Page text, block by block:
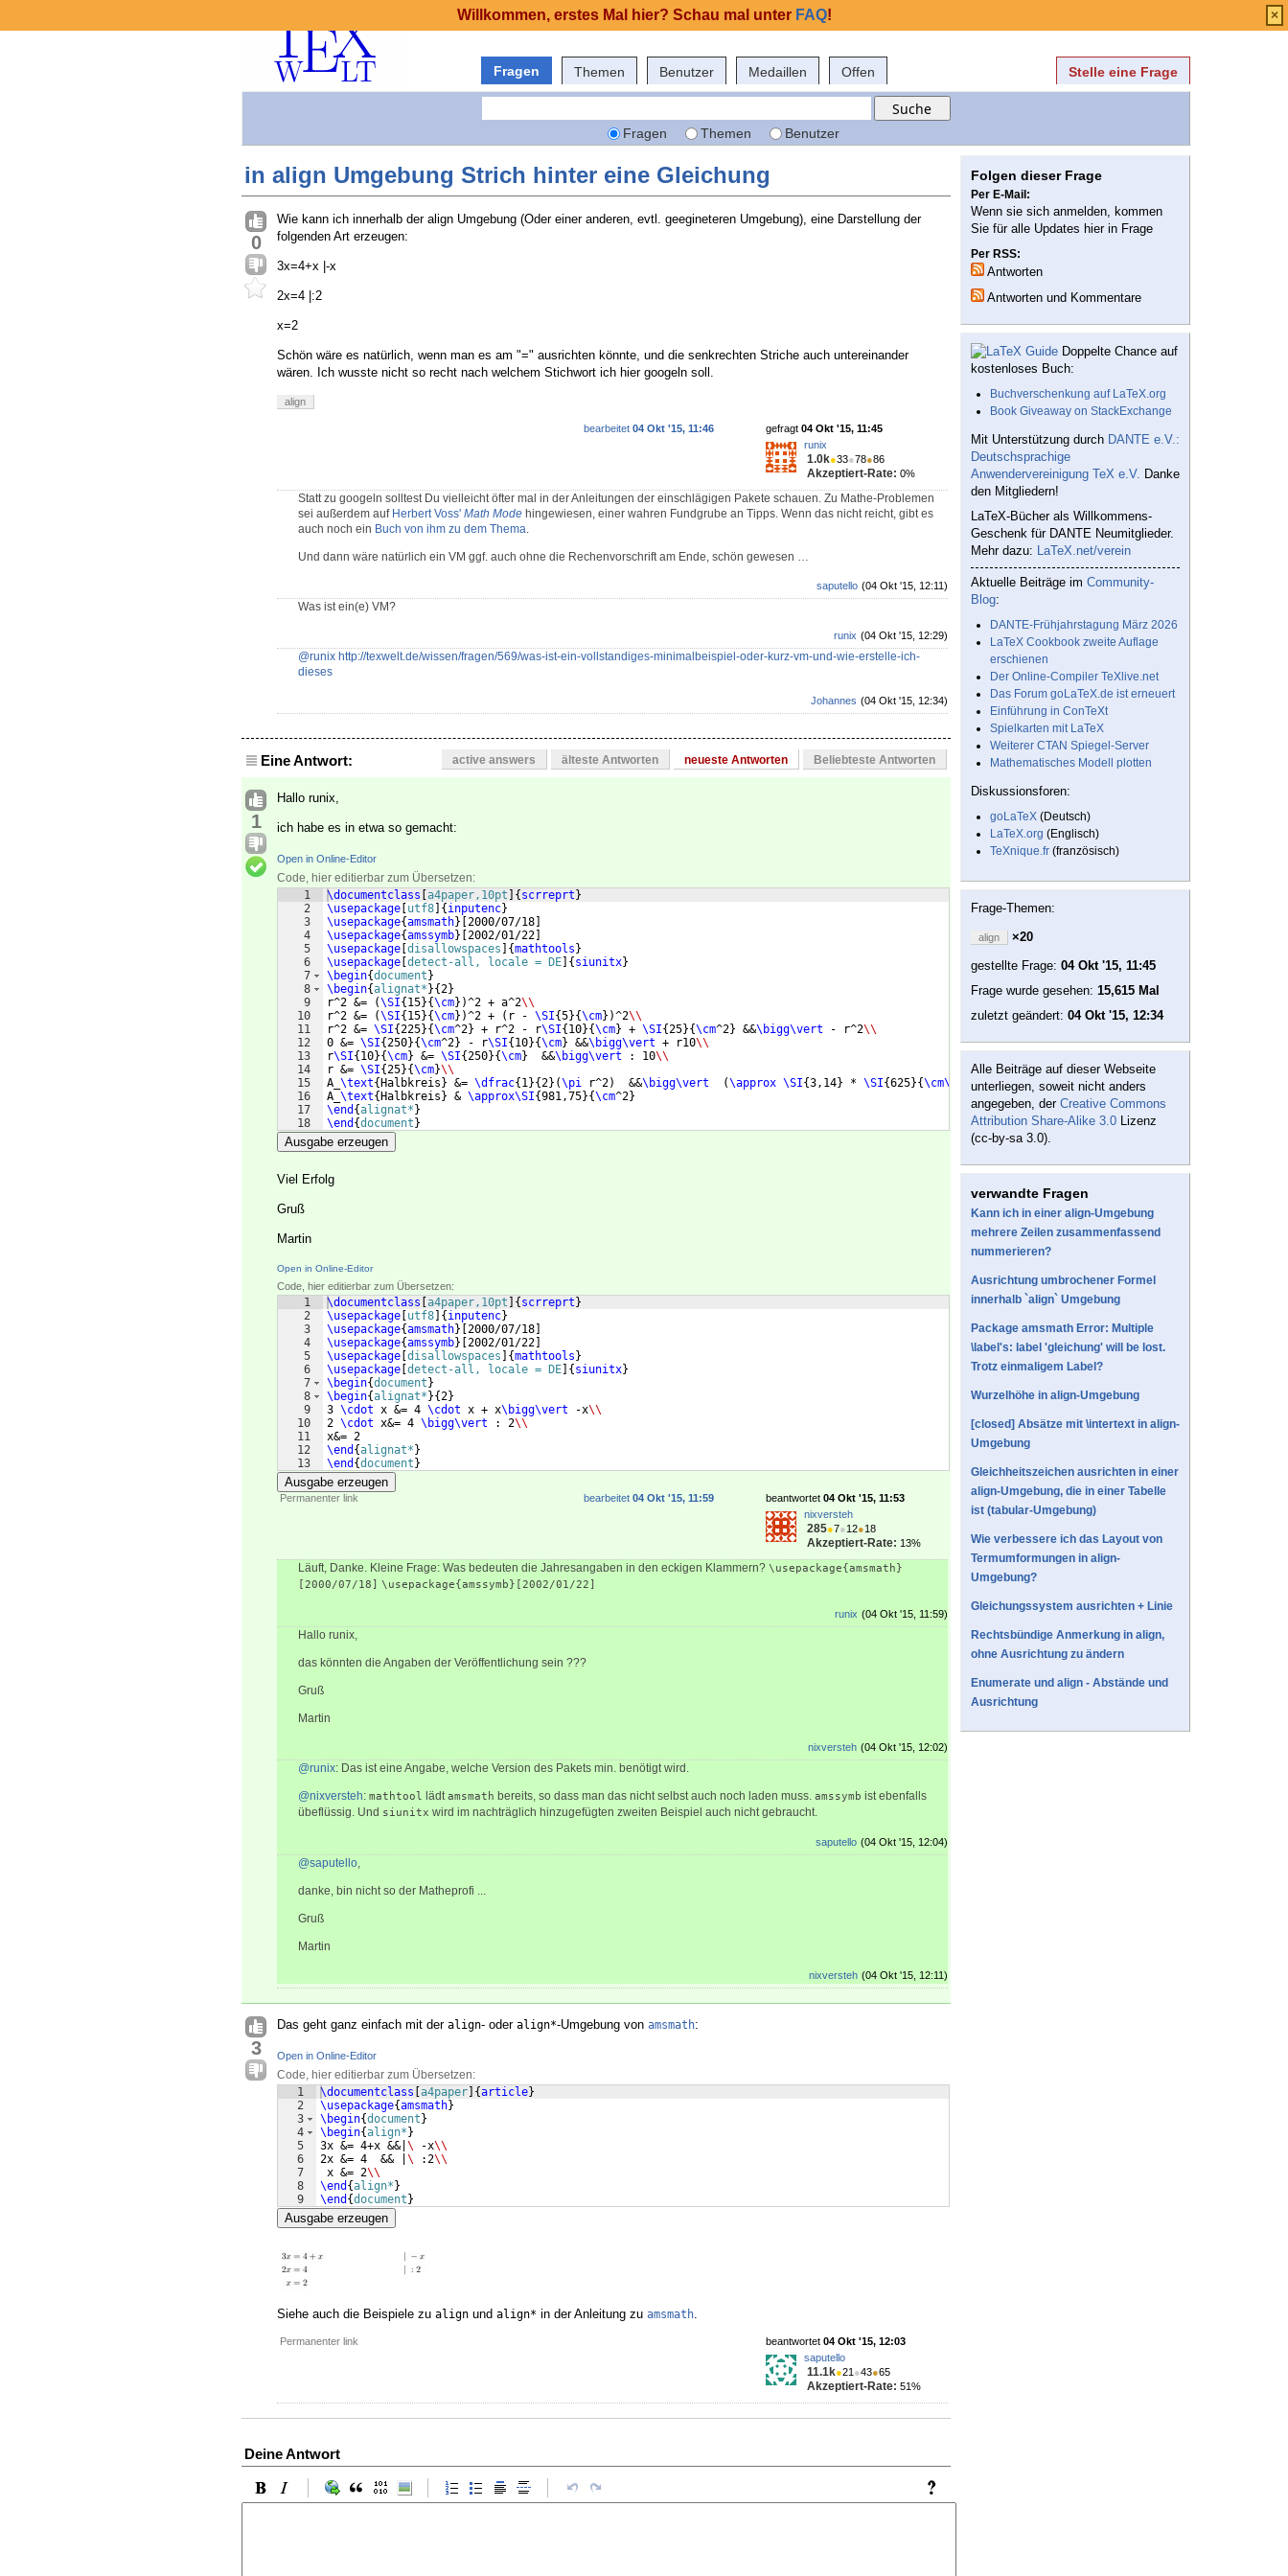
Fragen Themen Benutzer Medaillen Offen Stelle eine Frage
Fragen Themen Benutzer
in align Umgebung Strich hinter eine Gleichung
0
Wie kann ich innerhalb der align Umgebung (Oder einer anderen, evtl. geegineteren Umgebung), eine Darstellung der
folgenden Art erzeugen:
3x=4+x |-x
2x=4 |:2
x=2
Schön wäre es natürlich, wenn man es am "=" ausrichten könnte, und die senkrechten Striche auch untereinander
wären. Ich wusste nicht so recht nach welchem Stichwort ich hier googeln soll.
align
gefragt 04 Okt '15, 11:45
runix
1.0k●33●78●86
Akzeptiert-Rate: 0%
bearbeitet 04 Okt '15, 11:46
Statt zu googeln solltest Du vielleicht öfter mal in der Anleitungen der einschlägigen Pakete schauen. Zu Mathe-Problemen
sei außerdem auf Herbert Voss' Math Mode hingewiesen, einer wahren Fundgrube an Tipps. Wenn das nicht reicht, gibt es
auch noch ein Buch von ihm zu dem Thema.
Und dann wäre natürlich ein VM ggf. auch ohne die Rechenvorschrift am Ende, schön gewesen …
(04 Okt '15, 12:11)
saputello
Was ist ein(e) VM?
(04 Okt '15, 12:29)
runix
@runix http://texwelt.de/wissen/fragen/569/was-ist-ein-vollstandiges-minimalbeispiel-oder-kurz-vm-und-wie-erstelle-ich-
dieses
(04 Okt '15, 12:34)
Johannes
Eine Antwort: active answers älteste Antworten neueste Antworten Beliebteste Antworten
1
Hallo runix,
ich habe es in etwa so gemacht:
Open in Online-Editor
Code, hier editierbar zum Übersetzen:
1
2
3
4
5
6
7
8
9
10
11
12
13
14
15
16
17
18
\documentclass a4paper,10pt { scrreprt }
\usepackage utf8 { inputenc}
\usepackage{amsmath} 2000/07/18
\usepackage{amssymb} 2002/01/22
\usepackage disallowspaces {mathtools }
\usepackage detect-all, locale = DE { siunitx}
\begin{document }
\begin{alignat* }{2}
r^2 &=
(\SI{ 15}{\cm})^2 + a^2\\
r^2 &=
(\SI{ 15}{\cm})^2 + ( r - \SI{5}{\cm})^2\\
r^2 &= \SI{225}{\cm^2} + r^2 - r\SI{ 10}{\cm} + \SI{25}{\cm^2} &&\bigg\vert - r^2\\
0 &= \SI{250}{\cm^2} - r\SI{ 10}{\cm} &&\bigg\vert + r10\\
r\SI{ 10}{\cm} &= \SI{250}{\cm}
  &&
\bigg\vert : 10\\
r &= \SI{25}{\cm}\\
A_ \text{ Halbkreis } &= \dfrac{ 1}{2} (\pi r^2)
  &&
\bigg\vert (\approx \SI{3,14} * \SI{625}{\cm\squared}) : 2 \\
A_ \text{ Halbkreis } & \approx\SI{981,75}{\cm^2}
\end {alignat* }
\end {document }
Ausgabe erzeugen
Viel Erfolg
Gruß
Martin
Open in Online-Editor
Code, hier editierbar zum Übersetzen:
1
2
3
4
5
6
7
8
9
10
11
12
13
\documentclass a4paper,10pt { scrreprt }
\usepackage utf8 { inputenc}
\usepackage{amsmath} 2000/07/18
\usepackage{amssymb} 2002/01/22
\usepackage disallowspaces {mathtools }
\usepackage detect-all, locale = DE { siunitx}
\begin{document }
\begin{alignat* }{2}
3 \cdot x &= 4 \cdot x + x\bigg\vert -x\\
2 \cdot x&= 4 \bigg\vert : 2\\
x&= 2
\end {alignat* }
\end {document }
Ausgabe erzeugen
Permanenter link beantwortet 04 Okt '15, 11:53
nixversteh
285●7●12●18
Akzeptiert-Rate: 13%
bearbeitet 04 Okt '15, 11:59
Läuft, Danke. Kleine Frage: Was bedeuten die Jahresangaben in den eckigen Klammern? \usepackage{amsmath}
[2000/07/18]
\usepackage{amssymb}[2002/01/22]
(04 Okt '15, 11:59)
runix
Hallo runix,
das könnten die Angaben der Veröffentlichung sein ???
Gruß
Martin
(04 Okt '15, 12:02)
nixversteh
@runix: Das ist eine Angabe, welche Version des Pakets min. benötigt wird.
@nixversteh: mathtool lädtamsmath bereits, so dass man das nicht selbst auch noch laden muss. amssymb ist ebenfalls
übeflüssig. Und siunitx wird im nachträglich hinzugefügten zweiten Beispiel auch nicht gebraucht.
(04 Okt '15, 12:04)
saputello
@saputello,
danke, bin nicht so der Matheprofi ...
Gruß
Martin
(04 Okt '15, 12:11)
nixversteh
3
Das geht ganz einfach mit der align- oder align*-Umgebung von amsmath:
Open in Online-Editor
Code, hier editierbar zum Übersetzen:
1
2
3
4
5
6
7
8
9
\documentclass a4paper {article}
\usepackage{amsmath}
\begin{document }
\begin{align* }
3x &= 4+x &&| \ -x\\
2x &= 4  && | \ :2\\
x &= 2\\
\end {align* }
\end {document }
Ausgabe erzeugen
Siehe auch die Beispiele zu align und align* in der Anleitung zu amsmath.
Permanenter link beantwortet 04 Okt '15, 12:03
saputello
11.1k●21 ●43●65
Akzeptiert-Rate: 51%
Deine Antwort
Folgen dieser Frage
Per E-Mail:
Wenn sie sich anmelden, kommen
Sie für alle Updates hier in Frage
Per RSS:
Antworten
Antworten und Kommentare
Doppelte Chance auf
kostenloses Buch:
Buchverschenkung auf LaTeX.org
Book Giveaway on StackExchange
Mit Unterstützung durch DANTE e.V.:
Deutschsprachige
Anwendervereinigung TeX e.V. Danke
den Mitgliedern!
LaTeX-Bücher als Willkommens-
Geschenk für DANTE Neumitglieder.
Mehr dazu: LaTeX.net/verein
Aktuelle Beiträge im Community-
Blog:
DANTE-Frühjahrstagung März 2026
LaTeX Cookbook zweite Auflage
erschienen
Der Online-Compiler TeXlive.net
Das Forum goLaTeX.de ist erneuert
Einführung in ConTeXt
Spielkarten mit LaTeX
Weiterer CTAN Spiegel-Server
Mathematisches Modell plotten
Diskussionsforen:
goLaTeX (Deutsch)
LaTeX.org (Englisch)
TeXnique.fr (französisch)
Frage-Themen:
align
×20
gestellte Frage: 04 Okt '15, 11:45
Frage wurde gesehen: 15,615 Mal
zuletzt geändert: 04 Okt '15, 12:34
Alle Beiträge auf dieser Webseite
unterliegen, soweit nicht anders
angegeben, der Creative Commons
Attribution Share-Alike 3.0 Lizenz
(cc-by-sa 3.0).
verwandte Fragen
Kann ich in einer align-Umgebung
mehrere Zeilen zusammenfassend
nummerieren?
Ausrichtung umbrochener Formel
innerhalb `align` Umgebung
Package amsmath Error: Multiple
\label's: label 'gleichung' will be lost.
Trotz einmaligem Label?
Wurzelhöhe in align-Umgebung
[closed] Absätze mit \intertext in align-
Umgebung
Gleichheitszeichen ausrichten in einer
align-Umgebung, die in einer Tabelle
ist (tabular-Umgebung)
Wie verbessere ich das Layout von
Termumformungen in align-
Umgebung?
Gleichungssystem ausrichten + Linie
Rechtsbündige Anmerkung in align,
ohne Ausrichtung zu ändern
Enumerate und align - Abstände und
Ausrichtung
Willkommen, erstes Mal hier? Schau mal unter FAQ! ×